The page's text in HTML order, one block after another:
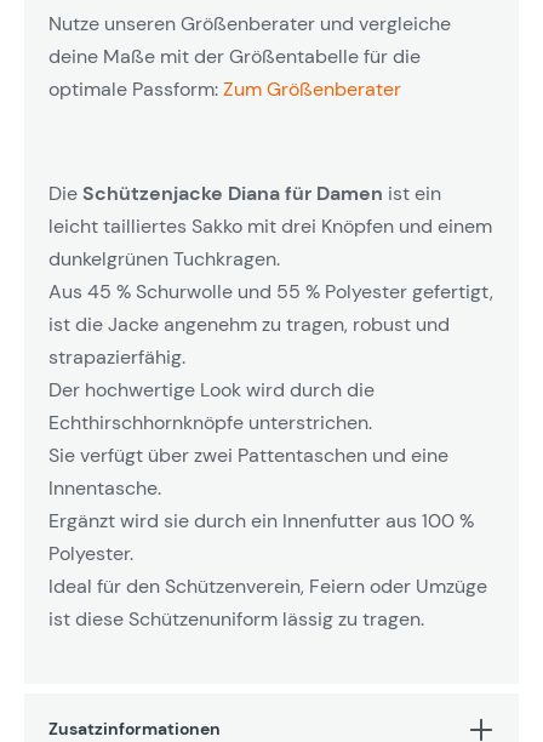
Nutze unseren Größenberater und vergleiche
deine Maße mit der Größentabelle für die
optimale Passform:Zum Größenberater
Die Schützenjacke Diana für Damen ist ein
leicht tailliertes Sakko mit drei Knöpfen und einem
dunkelgrünen Tuchkragen.
Aus 45 % Schurwolle und 55 % Polyester gefertigt,
ist die Jacke angenehm zu tragen, robust und
strapazierfähig.
Der hochwertige Look wird durch die
Echthirschhornknöpfe unterstrichen.
Sie verfügt über zwei Pattentaschen und eine
Innentasche.
Ergänzt wird sie durch ein Innenfutter aus 100 %
Polyester.
Ideal für den Schützenverein, Feiern oder Umzüge
ist diese Schützenuniform lässig zu tragen.
Zusatzinformationen